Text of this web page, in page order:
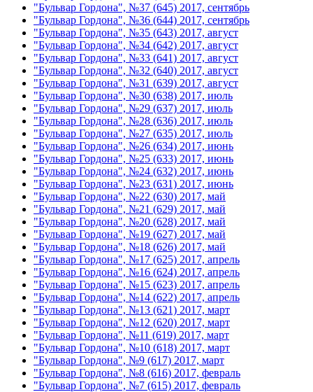
"Бульвар Гордона", №37 (645) 2017, сентябрь
"Бульвар Гордона", №36 (644) 2017, сентябрь
"Бульвар Гордона", №35 (643) 2017, август
"Бульвар Гордона", №34 (642) 2017, август
"Бульвар Гордона", №33 (641) 2017, август
"Бульвар Гордона", №32 (640) 2017, август
"Бульвар Гордона", №31 (639) 2017, август
"Бульвар Гордона", №30 (638) 2017, июль
"Бульвар Гордона", №29 (637) 2017, июль
"Бульвар Гордона", №28 (636) 2017, июль
"Бульвар Гордона", №27 (635) 2017, июль
"Бульвар Гордона", №26 (634) 2017, июнь
"Бульвар Гордона", №25 (633) 2017, июнь
"Бульвар Гордона", №24 (632) 2017, июнь
"Бульвар Гордона", №23 (631) 2017, июнь
"Бульвар Гордона", №22 (630) 2017, май
"Бульвар Гордона", №21 (629) 2017, май
"Бульвар Гордона", №20 (628) 2017, май
"Бульвар Гордона", №19 (627) 2017, май
"Бульвар Гордона", №18 (626) 2017, май
"Бульвар Гордона", №17 (625) 2017, апрель
"Бульвар Гордона", №16 (624) 2017, апрель
"Бульвар Гордона", №15 (623) 2017, апрель
"Бульвар Гордона", №14 (622) 2017, апрель
"Бульвар Гордона", №13 (621) 2017, март
"Бульвар Гордона", №12 (620) 2017, март
"Бульвар Гордона", №11 (619) 2017, март
"Бульвар Гордона", №10 (618) 2017, март
"Бульвар Гордона", №9 (617) 2017, март
"Бульвар Гордона", №8 (616) 2017, февраль
"Бульвар Гордона", №7 (615) 2017, февраль